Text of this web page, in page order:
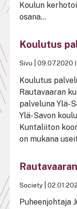
Koulun
osana...
Koulutus
Sivu 09.07.2020
Koulutus
Rautavaaran
palveluna Ylä-
Ylä-Savon
Kuntaliiton
on mukana
Society
Puheenjohtaja